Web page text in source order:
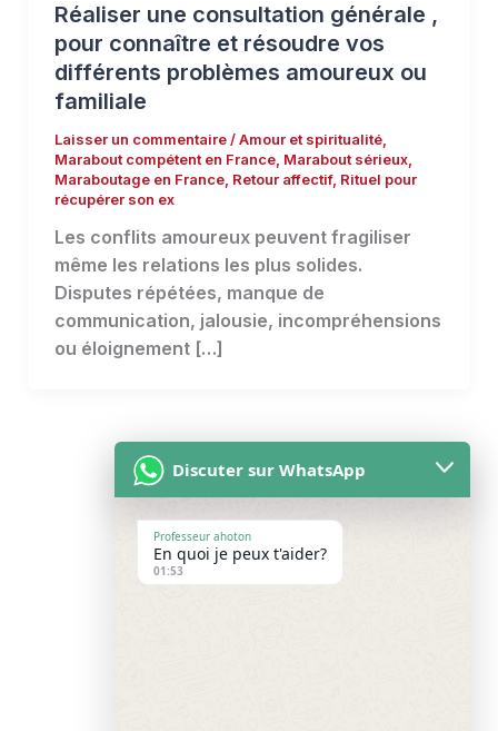
Réaliser une consultation générale ,
pour connaître et résoudre vos
différents problèmes amoureux ou
familiale
Laisser un commentaire /Amour et spiritualité,
Marabout compétent en France, Marabout sérieux,
Maraboutage en France, Retour affectif, Rituel pour
récupérer son ex
Les conflits amoureux peuvent fragiliser
même les relations les plus solides.
Disputes répétées, manque de
communication, jalousie, incompréhensions
ou éloignement […]
Accueil
Discuter sur WhatsApp
Professeur ahoton
En quoi je peux t'aider?
01:53